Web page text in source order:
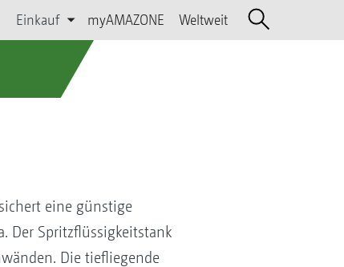
Einkauf myAMAZONE Weltweit
eine günstige
Der Spritzflüssigkeitstank
Die tiefliegende